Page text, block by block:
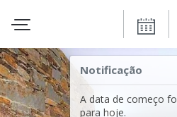
Notificação
A data de começo
para hoje.